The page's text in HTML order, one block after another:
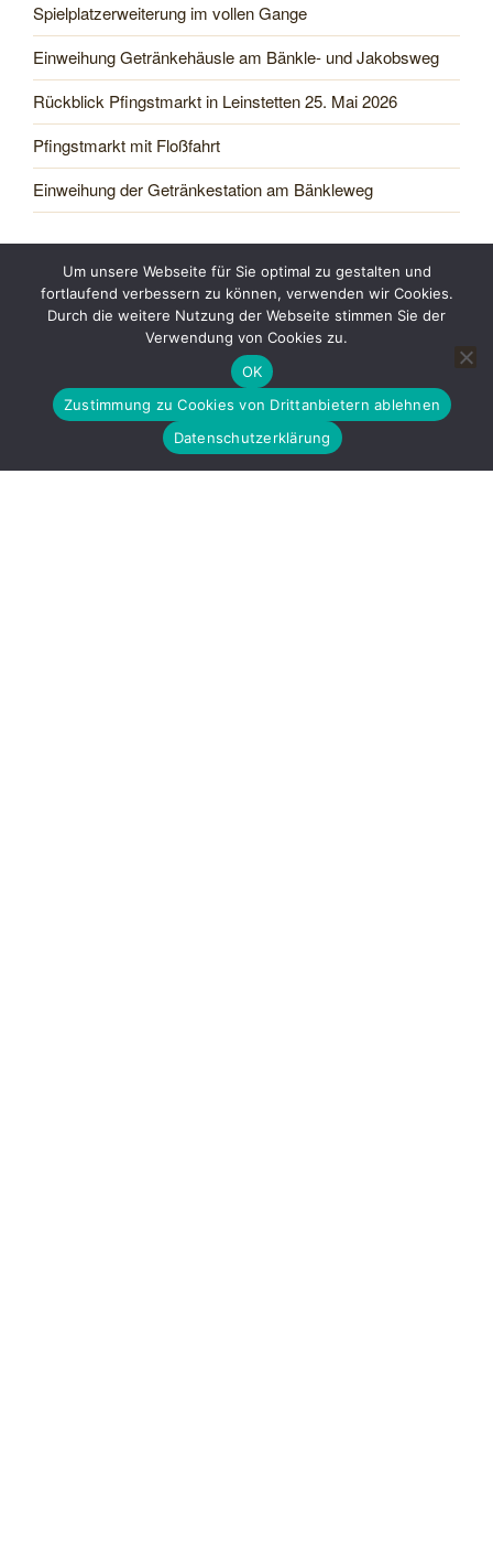
Spielplatzerweiterung im vollen Gange
Einweihung Getränkehäusle am Bänkle- und Jakobsweg
Rückblick Pfingstmarkt in Leinstetten 25. Mai 2026
Pfingstmarkt mit Floßfahrt
Einweihung der Getränkestation am Bänkleweg
NEUESTE KOMMENTARE
Leinstetten im Glattalzu100 Jahre Wasserkraftwerk in
Peter KapplzuHitzefrei – vorbei !
Hitzefrei – vorbei !
Um unsere Webseite für Sie optimal zu gestalten und
fortlaufend verbessern zu können, verwenden wir Cookies.
Durch die weitere Nutzung der Webseite stimmen Sie der
Verwendung von Cookies zu.
OK
Zustimmung zu Cookies von Drittanbietern ablehnen
Datenschutzerklärung